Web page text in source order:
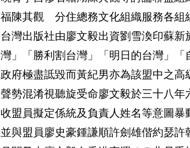
福陳其觀 分住總務文化組織服務各組
台灣出版社由廖文毅出資劉雪渙印蘇
灣」「勝利割台灣」「明日的台灣」
政府極盡詆毀而黃紀男亦為該盟中之
聲勢混淆視聽旋受命廖文毅於三十八
收盟員擬定係統及負責人姓名等意圖
並與盟員廖史豪鍾謙順許劍雄偕約瑟